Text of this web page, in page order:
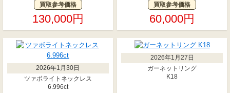
買取参考価格
130,000円
買取参考価格
60,000円
2026年1月30日
ツァボライトネックレス
6.996ct
2026年1月27日
ガーネットリング
K18